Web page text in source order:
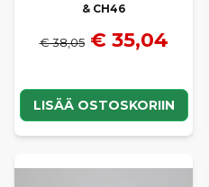
& CH46
€ 38,05 € 35,04
LISÄÄ OSTOSKORIIN